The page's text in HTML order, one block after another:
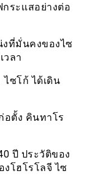
ระเเสอย่างต่อ
งที่มั่นคงของไซ
วลา
ซโก้ ได้เดิน
อตั้ง คินทาโร
ปี ประวัติของ
โฮโรโลจี ไซ